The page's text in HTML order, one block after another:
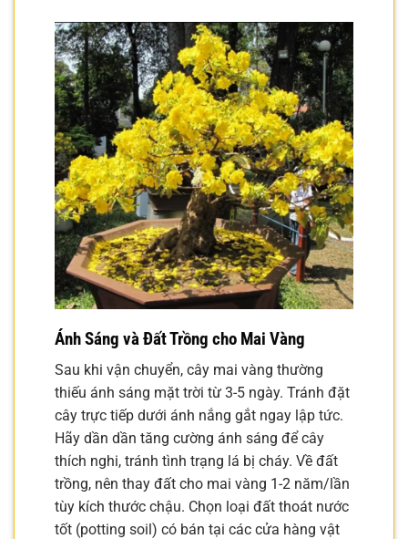
Ánh Sáng và Đất Trồng cho Mai Vàng
Sau khi vận chuyển, cây mai vàng thường
thiếu ánh sáng mặt trời từ 3-5 ngày. Tránh đặt
cây trực tiếp dưới ánh nắng gắt ngay lập tức.
Hãy dần dần tăng cường ánh sáng để cây
thích nghi, tránh tình trạng lá bị cháy. Về đất
trồng, nên thay đất cho mai vàng 1-2 năm/lần
tùy kích thước chậu. Chọn loại đất thoát nước
tốt (potting soil) có bán tại các cửa hàng vật